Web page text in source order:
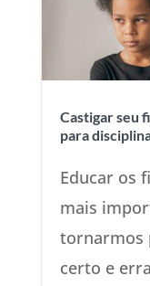
Castigar seu
para
Educar os
mais
tornarmos
certo e